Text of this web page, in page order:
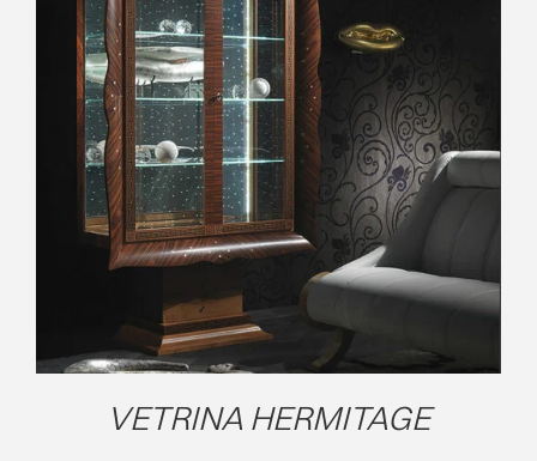
CONTATTI
LINGUA
AGGIUNGI AL CARRELLO DETAILS
VETRINA HERMITAGE